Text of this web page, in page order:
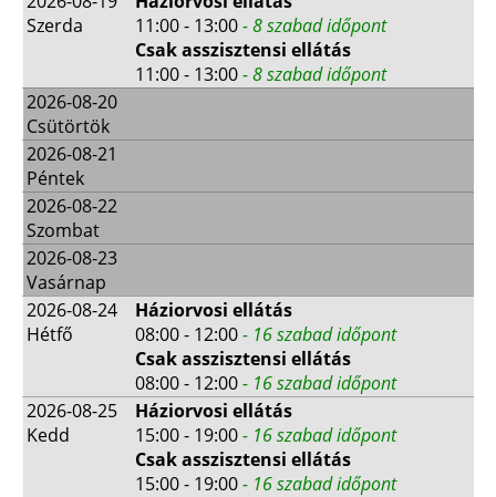
Szerda
11:00 - 13:00- 8 szabad időpont
Csak asszisztensi ellátás
11:00 - 13:00- 8 szabad időpont
2026-08-20
Csütörtök
2026-08-21
Péntek
2026-08-22
Szombat
2026-08-23
Vasárnap
2026-08-24
Hétfő
Háziorvosi ellátás
08:00 - 12:00- 16 szabad időpont
Csak asszisztensi ellátás
08:00 - 12:00- 16 szabad időpont
2026-08-25
Kedd
Háziorvosi ellátás
15:00 - 19:00- 16 szabad időpont
Csak asszisztensi ellátás
15:00 - 19:00- 16 szabad időpont